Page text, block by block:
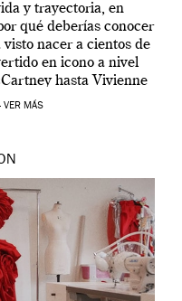
y trayectoria, en
qué deberías conocer
nacer a cientos de
en icono a nivel
hasta Vivienne
[…]
VER MÁS